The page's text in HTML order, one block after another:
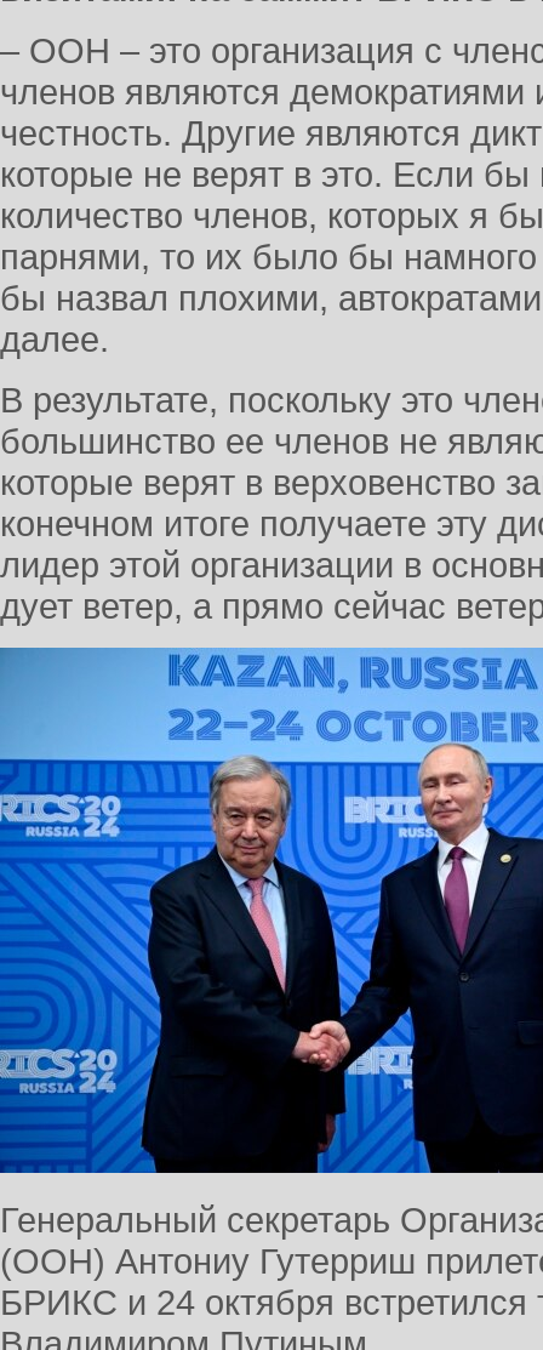
– ООН – это организация с
членов являются демократиями
честность. Другие являются
которые не верят в это. Если
количество членов, которых я
парнями, то их было бы
бы назвал плохими,
далее.
В результате, поскольку это
большинство ее членов не
которые верят в верховенство
конечном итоге получаете эту
лидер этой организации в
дует ветер, а прямо сейчас
Генеральный секретарь
(ООН) Антониу Гутерриш
БРИКС и 24 октября